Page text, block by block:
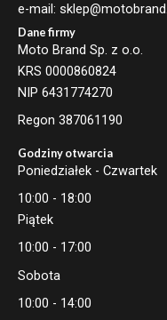
e-mail:
Dane firmy
Moto Brand Sp. z o.o.
KRS 0000860824
NIP 6431774270
Regon 387061190
Godziny otwarcia
Poniedziałek - Czwartek
10:00 - 18:00
Piątek
10:00 - 17:00
Sobota
10:00 - 14:00